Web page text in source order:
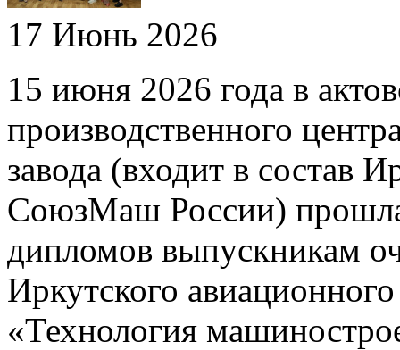
17 Июнь 2026
15 июня 2026 года в
производственного
завода (входит в состав
СоюзМаш России)
дипломов выпускникам
Иркутского
«Технология